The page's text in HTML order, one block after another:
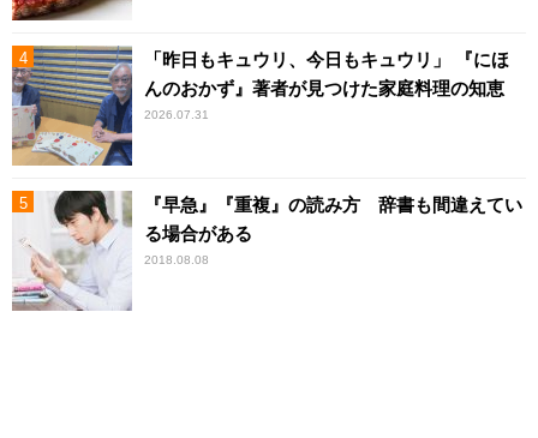
「昨日もキュウリ、今日もキュウリ」 『にほ
んのおかず』著者が見つけた家庭料理の知恵
2026.07.31
『早急』『重複』の読み方 辞書も間違えてい
る場合がある
2018.08.08